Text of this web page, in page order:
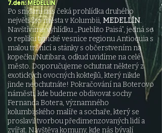
7.den: MEDELLÍN
Po snídani nás čeká prohlídka druhého
největšího města v Kolumbii, MEDELLÍN.
Navštívíme vyhlídku ,,Pueblito Paisá”, jedná se
o repliku typické vesnice regionu Antioquia s
malou tržnicí a stánky s občerstvením na
kopečku Nutibara, odkud uvidíme na celé
město. Doporučujeme ochutnat některý z
exotických ovocných koktejlů, který nikde
jinde neochutnáte! Pokračování na Boterovo
náměstí, kde budeme obdivovat sochy
Fernanda Botera, významného
kolumbijského malíře a sochaře, který se
proslavil tvorbou předimenzovaných lidí a
zvířat. Návštěva komuny, kde nás bývalí